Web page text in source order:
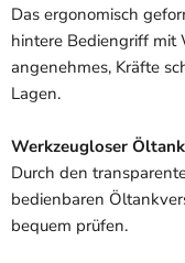
Das ergonomisch
hintere Bediengriff mit
angenehmes, Kräfte
Lagen.
Werkzeugloser
Durch den
bedienbaren
bequem prüfen.